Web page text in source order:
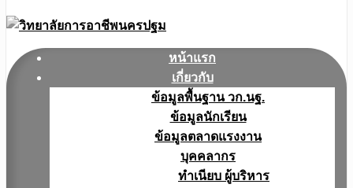
หน้าแรก
เกี่ยวกับ
ข้อมูลพื้นฐาน วก.นฐ.
ข้อมูลนักเรียน
ข้อมูลตลาดแรงงาน
บุคคลากร
ทำเนียบ ผู้บริหาร